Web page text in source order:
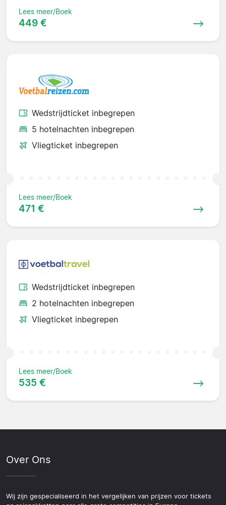
Lees meer/Boek
449 €
Wedstrijdticket inbegrepen
5 hotelnachten inbegrepen
Vliegticket inbegrepen
Lees meer/Boek
471 €
Wedstrijdticket inbegrepen
2 hotelnachten inbegrepen
Vliegticket inbegrepen
Lees meer/Boek
535 €
Over Ons
Wij zijn gespecialiseerd in het vergelijken van prijzen voor tickets